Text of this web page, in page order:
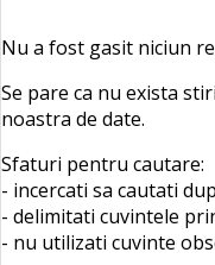
Nu a fost gasit niciun
Se pare ca nu exista
noastra de date.
Sfaturi pentru cautare:
- incercati sa cautati
- delimitati cuvintele
- nu utilizati cuvinte